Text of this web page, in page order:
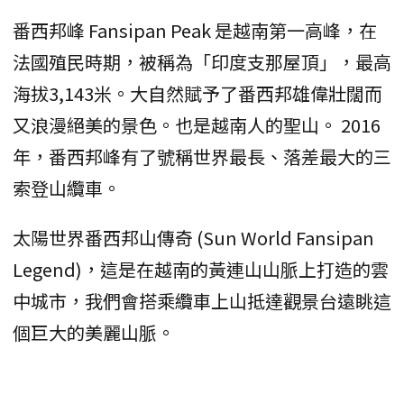
番西邦峰 Fansipan Peak 是越南第一高峰，在
法國殖民時期，被稱為「印度支那屋頂」，最高
海拔3,143米。大自然賦予了番西邦雄偉壯闊而
又浪漫絕美的景色。也是越南人的聖山。 2016
年，番西邦峰有了號稱世界最長、落差最大的三
索登山纜車。
太陽世界番西邦山傳奇 (Sun World Fansipan
Legend)，這是在越南的黃連山山脈上打造的雲
中城市，我們會搭乘纜車上山抵達觀景台遠眺這
個巨大的美麗山脈。